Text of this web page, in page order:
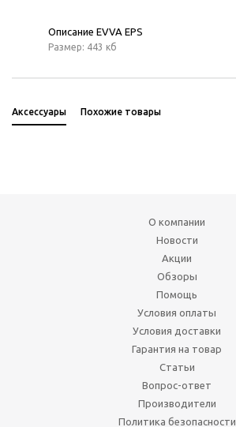
Описание EVVA EPS
Размер: 443 кб
Аксессуары Похожие товары
О компании
Новости
Акции
Обзоры
Помощь
Условия оплаты
Условия доставки
Гарантия на товар
Статьи
Вопрос-ответ
Производители
Политика безопасности